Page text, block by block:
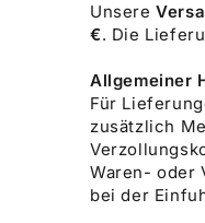
Unsere
€. Die
Allgemeiner
Für
zusätzlich
Waren- oder
bei der